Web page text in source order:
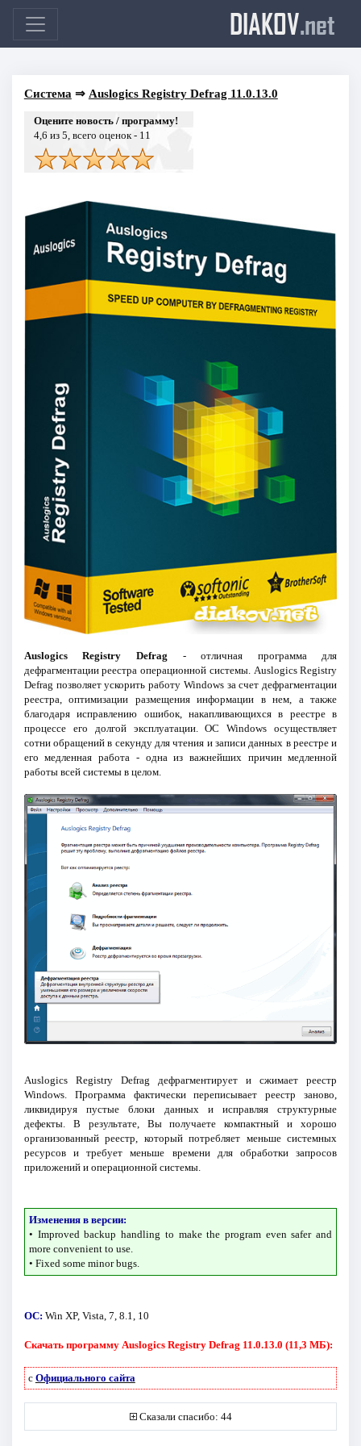
DIAKOV.net
Система ⇒ Auslogics Registry Defrag 11.0.13.0
Оцените новость / программу!
4,6 из 5, всего оценок - 11
Auslogics Registry Defrag - отличная программа для
дефрагментации реестра операционной системы. Auslogics Registry
Defrag позволяет ускорить работу Windows за счет дефрагментации
реестра, оптимизации размещения информации в нем, а также
благодаря исправлению ошибок, накапливающихся в реестре в
процессе его долгой эксплуатации. ОС Windows осуществляет
сотни обращений в секунду для чтения и записи данных в реестре и
его медленная работа - одна из важнейших причин медленной
работы всей системы в целом.
Auslogics Registry Defrag дефрагментирует и сжимает реестр
Windows. Программа фактически переписывает реестр заново,
ликвидируя пустые блоки данных и исправляя структурные
дефекты. В результате, Вы получаете компактный и хорошо
организованный реестр, который потребляет меньше системных
ресурсов и требует меньше времени для обработки запросов
приложений и операционной системы.
Изменения в версии:
• Improved backup handling to make the program even safer and
more convenient to use.
• Fixed some minor bugs.
ОС: Win XP, Vista, 7, 8.1, 10
Скачать программу Auslogics Registry Defrag 11.0.13.0 (11,3 МБ):
с Официального сайта
Сказали спасибо: 44